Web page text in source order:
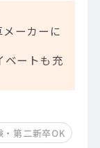
ーカーに
ベートも充
・第二新卒OK